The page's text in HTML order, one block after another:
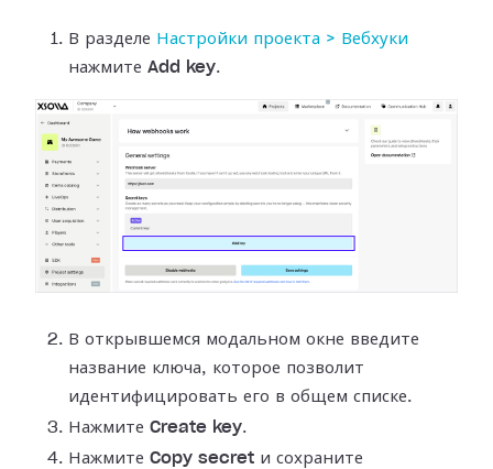
В разделе Настройки проекта > Вебхуки
нажмите Add key.
В открывшемся модальном окне введите
название ключа, которое позволит
идентифицировать его в общем списке.
Нажмите Create key.
Нажмите Copy secret и сохраните